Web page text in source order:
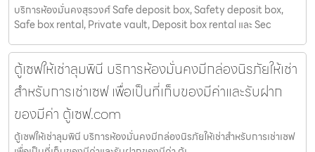
บริการห้องมั่นคงสุรวงศ์ Safe deposit box, Safety deposit box,
Safe box rental, Private vault, Deposit box rental และ Sec
ตู้เซฟให้เช่าลุมพินี บริการห้องมั่นคงมีกล่องนิรภัยให้เช่า
สำหรับการเช่าเซฟ เพื่อเป็นที่เก็บของมีค่าและรับฝาก
ของมีค่า ตู้เซฟ.com
ตู้เซฟให้เช่าลุมพินี บริการห้องมั่นคงมีกล่องนิรภัยให้เช่าสำหรับการเช่าเซฟ